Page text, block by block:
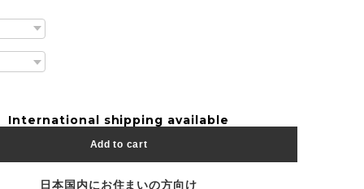
International shipping available
Add to cart
日本国内にお住まいの方向け